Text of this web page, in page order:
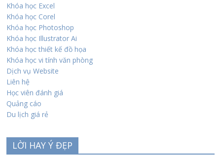
Khóa học Excel
Khóa học Corel
Khóa học Photoshop
Khóa học Illustrator Ai
Khóa học thiết kế đồ họa
Khóa học vi tính văn phòng
Dịch vụ Website
Liên hệ
Học viên đánh giá
Quảng cáo
Du lịch giá rẻ
LỜI HAY Ý ĐẸP